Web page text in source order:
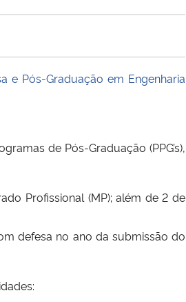
e Pós-Graduação em Engenharia
de Pós-Graduação (PPG’s),
Profissional (MP); além de 2 de
defesa no ano da submissão do